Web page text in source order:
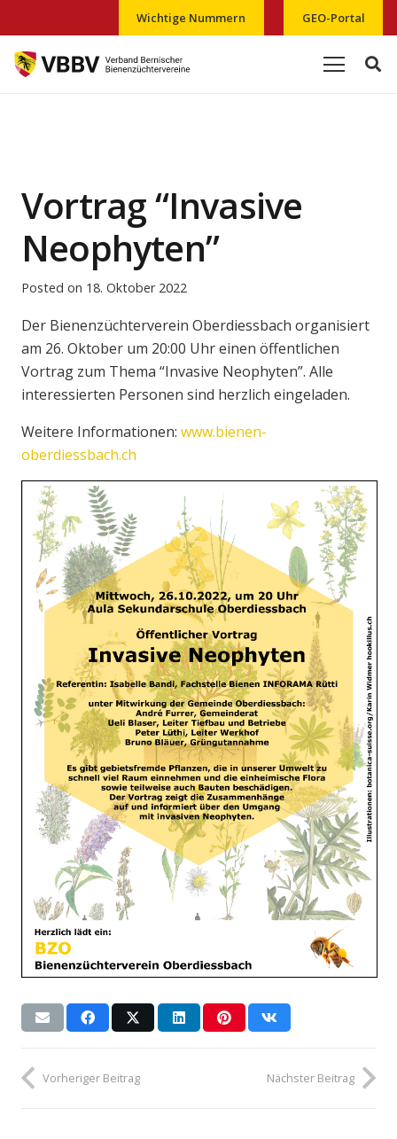
Wichtige Nummern GEO-Portal
Vortrag “Invasive
Neophyten”
Posted on 18. Oktober 2022
Der Bienenzüchterverein Oberdiessbach organisiert
am 26. Oktober um 20:00 Uhr einen öffentlichen
Vortrag zum Thema “Invasive Neophyten”. Alle
interessierten Personen sind herzlich eingeladen.
Weitere Informationen: www.bienen-
oberdiessbach.ch
Vorheriger Beitrag Nächster Beitrag